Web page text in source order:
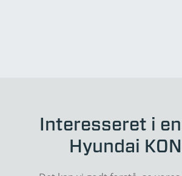
Interesseret i
Hyundai